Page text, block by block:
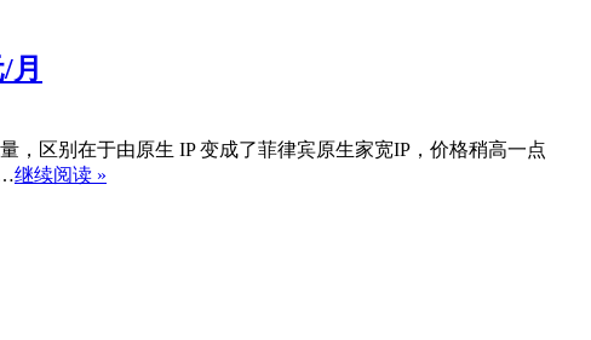
月
，区别在于由原生 IP 变成了菲律宾原生家宽IP，价格稍高一点
继续阅读 »